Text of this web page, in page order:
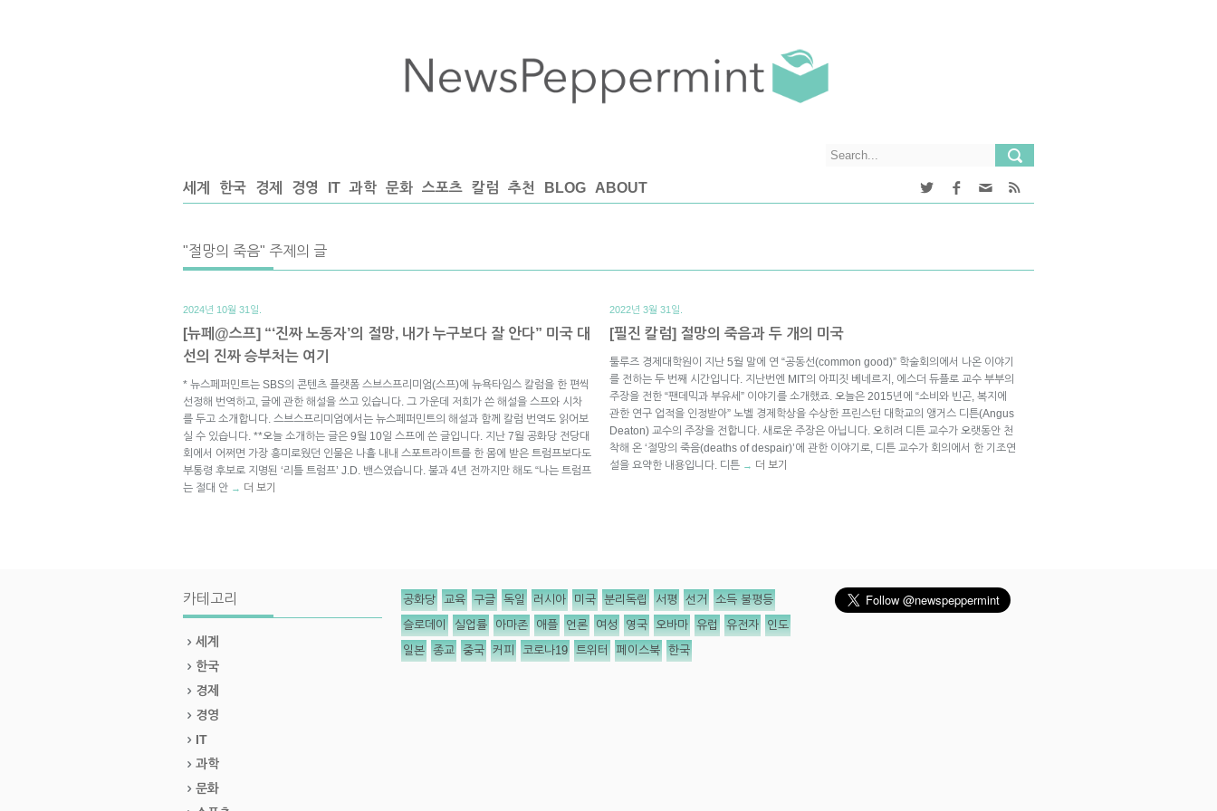
세계 한국 경제 경영 IT 과학 문화 스포츠 칼럼 추천 BLOG ABOUT
"절망의 죽음" 주제의 글
2024년 10월 31일.
[뉴페@스프] “‘진짜 노동자’의 절망, 내가 누구보다 잘 안다” 미국 대
선의 진짜 승부처는 여기
* 뉴스페퍼민트는 SBS의 콘텐츠 플랫폼 스브스프리미엄(스프)에 뉴욕타임스 칼럼을 한 편씩
선정해 번역하고, 글에 관한 해설을 쓰고 있습니다. 그 가운데 저희가 쓴 해설을 스프와 시차
를 두고 소개합니다. 스브스프리미엄에서는 뉴스페퍼민트의 해설과 함께 칼럼 번역도 읽어보
실 수 있습니다. **오늘 소개하는 글은 9월 10일 스프에 쓴 글입니다. 지난 7월 공화당 전당대
회에서 어쩌면 가장 흥미로웠던 인물은 나흘 내내 스포트라이트를 한 몸에 받은 트럼프보다도
부통령 후보로 지명된 ‘리틀 트럼프’ J.D. 밴스였습니다. 불과 4년 전까지만 해도 “나는 트럼프
는 절대 안 → 더 보기
2022년 3월 31일.
[필진 칼럼] 절망의 죽음과 두 개의 미국
툴루즈 경제대학원이 지난 5월 말에 연 “공동선(common good)” 학술회의에서 나온 이야기
를 전하는 두 번째 시간입니다. 지난번엔 MIT의 아피짓 베네르지, 에스더 듀플로 교수 부부의
주장을 전한 “팬데믹과 부유세” 이야기를 소개했죠. 오늘은 2015년에 “소비와 빈곤, 복지에
관한 연구 업적을 인정받아” 노벨 경제학상을 수상한 프린스턴 대학교의 앵거스 디튼(Angus
Deaton) 교수의 주장을 전합니다. 새로운 주장은 아닙니다. 오히려 디튼 교수가 오랫동안 천
착해 온 ‘절망의 죽음(deaths of despair)’에 관한 이야기로, 디튼 교수가 회의에서 한 기조연
설을 요약한 내용입니다. 디튼 → 더 보기
카테고리
세계
한국
경제
경영
IT
과학
문화
공화당 교육 구글 독일 러시아 미국 분리독립 서평 선거 소득 불평등
슬로데이 실업률 아마존 애플 언론 여성 영국 오바마 유럽 유전자 인도
일본 종교 중국 커피 코로나19 트위터 페이스북 한국